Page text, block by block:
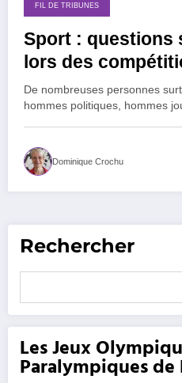
FIL DE TRIBUNES
Sport : questions
lors des
De nombreuses personnes
hommes politiques, hommes
Dominique Crochu
Rechercher
Les Jeux
Paralympiques de